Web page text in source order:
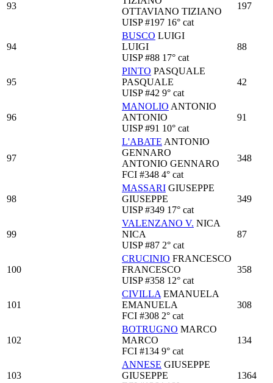
93
OTTAVIANO TIZIANO
UISP #197 16° cat
197
94
BUSCO LUIGI
LUIGI
UISP #88 17° cat
88
95
PINTO PASQUALE
PASQUALE
UISP #42 9° cat
42
96
MANOLIO ANTONIO
ANTONIO
UISP #91 10° cat
91
97
L'ABATE ANTONIO
GENNARO
ANTONIO GENNARO
FCI #348 4° cat
348
98
MASSARI GIUSEPPE
GIUSEPPE
UISP #349 17° cat
349
99
VALENZANO V. NICA
NICA
UISP #87 2° cat
87
100
CRUCINIO FRANCESCO
FRANCESCO
UISP #358 12° cat
358
101
CIVILLA EMANUELA
EMANUELA
FCI #308 2° cat
308
102
BOTRUGNO MARCO
MARCO
FCI #134 9° cat
134
103
ANNESE GIUSEPPE
GIUSEPPE
1364